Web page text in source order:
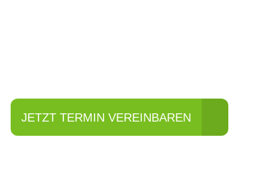
JETZT TERMIN VEREINBAREN